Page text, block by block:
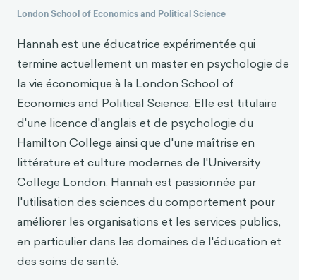
https://www.bbc.co.uk/news/uk-england-london-
8. de Hooge, I. E., Zeelenberg, M., Breugelmans, S.
M. (2011). A functionalist account of shame-
induced behaviour (Un compte fonctionnaliste du
comportement induit par la honte). Cognition &
Emotion, 25(5), 939-946.
https://doi.org/10.1080/02699931.2010.516909
9. de Hooge, I. E., Zeelenberg, M., Breugelmans, S.
M. (2010). Restore and project motivations
following shame. Cognition & Emotion, 24(1), 111-
127. https://doi.org/10.1080/02699930802584466
10. Kok, G., Peters, G-J. Y., Kessels, L. T. E., ten
Hoor, A. G., Ruiter, R. A. C. (2018). Ignorer la théorie
London School of Economics and Political Science
Hannah est une éducatrice expérimentée qui
termine actuellement un master en psychologie de
la vie économique à la London School of
Economics and Political Science. Elle est titulaire
d'une licence d'anglais et de psychologie du
Hamilton College ainsi que d'une maîtrise en
littérature et culture modernes de l'University
College London. Hannah est passionnée par
l'utilisation des sciences du comportement pour
améliorer les organisations et les services publics,
en particulier dans les domaines de l'éducation et
des soins de santé.